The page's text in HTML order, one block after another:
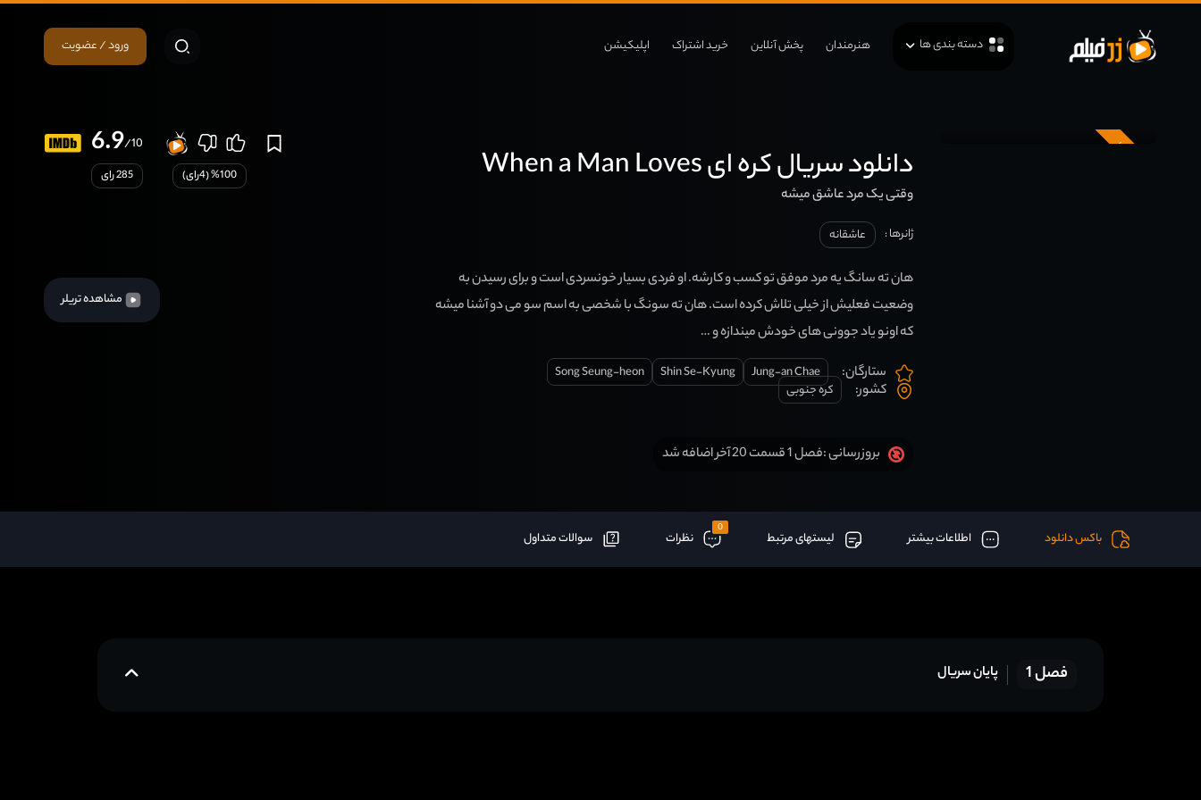
دسته بندی ها هنرمندان پخش آنلاین خرید اشتراک اپلیکیشن ورود / عضویت
زیرنویس دانلود سریال کره ای When a Man Loves
وقتی یک مرد عاشق میشه
ژانرها : عاشقانه
هان ته سانگ یه مرد موفق تو کسب و کارشه. او فردی بسیار خونسردی است و برای رسیدن به
وضعیت فعلیش از خیلی تلاش کرده است. هان ته سونگ با شخصی به اسم سو می دو آشنا میشه
که اونو یاد جوونی های خودش میندازه و …
ستارگان:
Jung-an Chae
Shin Se-Kyung
Song Seung-heon
کشور: کره جنوبی
بروزرسانی :فصل 1 قسمت 20 آخر اضافه شد
6.9/10
285 رای 100
% (
4رای)
مشاهده تریلر
باکس دانلود اطلاعات بیشتر لیستهای مرتبط
0
نظرات سوالات متداول
فصل 1 پایان سریال